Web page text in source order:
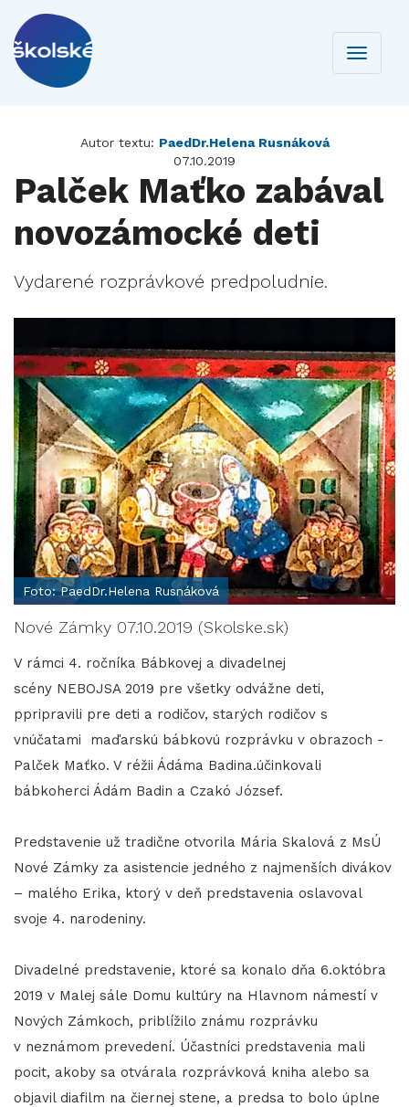
Toggle
Autor textu: PaedDr.Helena Rusnáková
07.10.2019
Palček Maťko zabával
novozámocké deti
Vydarené rozprávkové predpoludnie.
Foto: PaedDr.Helena Rusnáková
Nové Zámky 07.10.2019 (Skolske.sk)
V rámci 4. ročníka Bábkovej a divadelnej
scény NEBOJSA 2019 pre všetky odvážne deti,
ppripravili pre deti a rodičov, starých rodičov s
vnúčatami maďarskú bábkovú rozprávku v obrazoch -
Palček Maťko. V réžii Ádáma Badina.účinkovali
bábkoherci Ádám Badin a Czakó József.
Predstavenie už tradične otvorila Mária Skalová z MsÚ
Nové Zámky za asistencie jedného z najmenších divákov
– malého Erika, ktorý v deň predstavenia oslavoval
svoje 4. narodeniny.
Divadelné predstavenie, ktoré sa konalo dňa 6.októbra
2019 v Malej sále Domu kultúry na Hlavnom námestí v
Nových Zámkoch, priblížilo známu rozprávku
v neznámom prevedení. Účastníci predstavenia mali
pocit, akoby sa otvárala rozprávková kniha alebo sa
objavil diafilm na čiernej stene, a predsa to bolo úplne